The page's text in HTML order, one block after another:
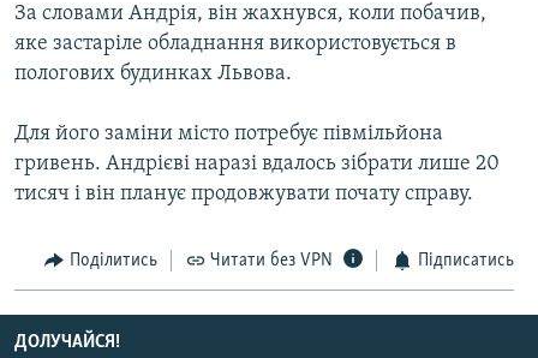
КРИМ РЕАЛІЇ
РУС
КТАТ
За словами Андрія, він жахнувся, коли побачив,
яке застаріле обладнання використовується в
пологових будинках Львова.
Для його заміни місто потребує півмільйона
гривень. Андрієві наразі вдалось зібрати лише 20
тисяч і він планує продовжувати почату справу.
Поділитись Читати без VPN Підписатись
ДОЛУЧАЙСЯ!